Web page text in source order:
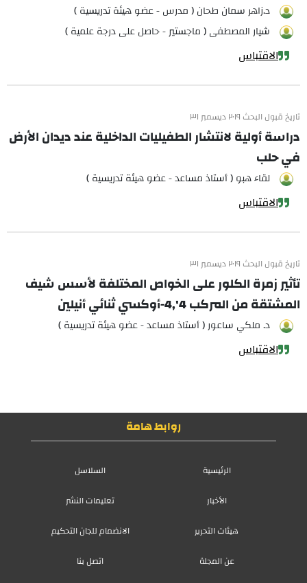
د.زاهر سمان طحان ( مدرس - عضو هيئة تدريسية )
شيار المصطفى ( ماجستير - حاصل على درجة علمية )
الاقتباس
تاريخ قبول البحث ٢٠١٩ ديسمبر ٣١
دراسة أولية لانتشار الطفيليات الداخلية عند ديدان الأرض
في حلب
لقاء هبو ( أستاذ مساعد - عضو هيئة تدريسية )
الاقتباس
تاريخ قبول البحث ٢٠١٩ ديسمبر ٣١
تأثير زمرة الكلور على الخواص المختلفة لأسس شيف
المشتقة من المركب 4',4-أوكسي ثنائي أنيلين
د. ملكي ساعور ( أستاذ مساعد - عضو هيئة تدريسية )
الاقتباس
روابط هامة
الرئيسية
السلاسل
الأخبار
تعليمات النشر
هيئات التحرير
الانضمام للجان التحكيم
عن المجلة
اتصل بنا